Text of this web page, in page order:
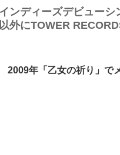
ンディーズデビュー
外にTOWER
2009年「乙女の祈り」で